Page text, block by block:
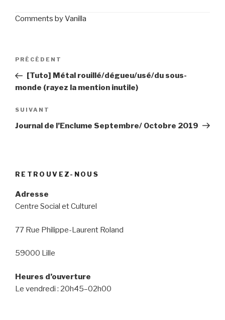
Comments byVanilla
Navigation
l’article
Article
précédent
PRÉCÉDENT
[Tuto] Métal rouillé/dégueu/usé/du sous-
monde (rayez la mention inutile)
Article
suivant
SUIVANT
Journal de l’Enclume Septembre/ Octobre 2019
RETROUVEZ-NOUS
Adresse
Centre Social et Culturel
77 Rue Philippe-Laurent Roland
59000 Lille
Heures d’ouverture
Le vendredi : 20h45–02h00